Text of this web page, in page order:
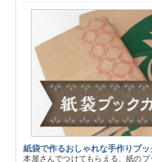
紙袋で作るおしゃれな手作りブ
本屋さんでつけてもらえる、紙の